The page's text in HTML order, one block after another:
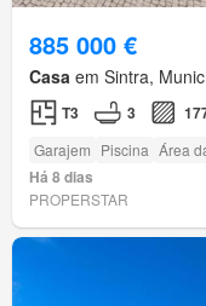
885 000 €
Casa em Sintra,
T3 3
Garajem Piscina Área
Há 8 dias
PROPERSTAR